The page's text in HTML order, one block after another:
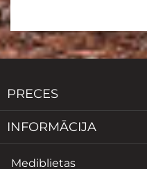
PRECES
INFORMĀCIJA
Mediblietas